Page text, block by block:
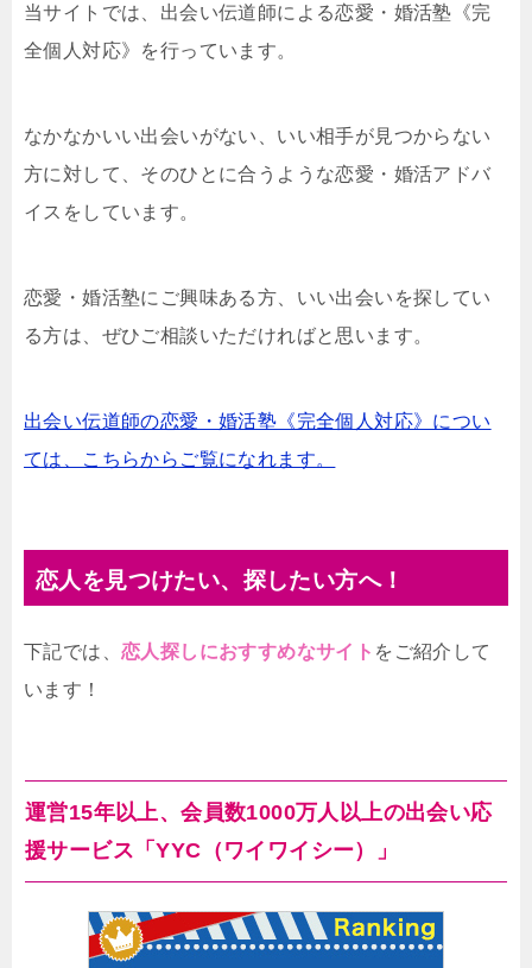
当サイトでは、出会い伝道師による恋愛・婚活塾《完
全個人対応》を行っています。
なかなかいい出会いがない、いい相手が見つからない
方に対して、そのひとに合うような恋愛・婚活アドバ
イスをしています。
恋愛・婚活塾にご興味ある方、いい出会いを探してい
る方は、ぜひご相談いただければと思います。
出会い伝道師の恋愛・婚活塾《完全個人対応》につい
ては、こちらからご覧になれます。
恋人を見つけたい、探したい方へ！
下記では、 恋人探しにおすすめなサイト をご紹介して
います！
運営15年以上、会員数1000万人以上の出会い応
援サービス「YYC（ワイワイシー）」